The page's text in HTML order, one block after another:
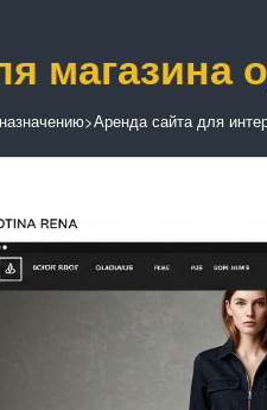
магазина
>Аренда сайта для